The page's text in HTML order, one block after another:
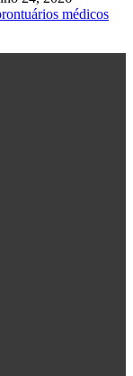
médicos